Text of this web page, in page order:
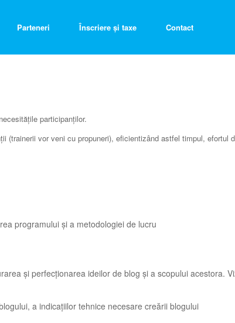
Parteneri Înscriere și taxe Contact
participanților.
(trainerii vor veni cu propuneri), eficientizând astfel timpul, efortul
programului și a metodologiei de lucru
și perfecționarea ideilor de blog și a scopului acestora.
a indicațiilor tehnice necesare creării blogului